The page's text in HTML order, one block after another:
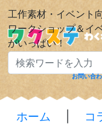
工作素材・イベント
ワークショップ＆イ
がいっぱい！
お問い合
ホーム コ